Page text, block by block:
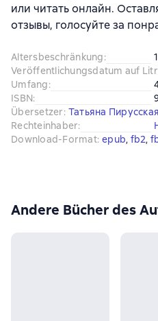
или читать онлайн.
отзывы, голосуйте за
Altersbeschränkung:
Veröffentlichungsdatum auf
Umfang:
ISBN:
Übersetzer: Татьяна Пирусская
Rechteinhaber:
Download-Format: epub, fb2,
Andere Bücher des